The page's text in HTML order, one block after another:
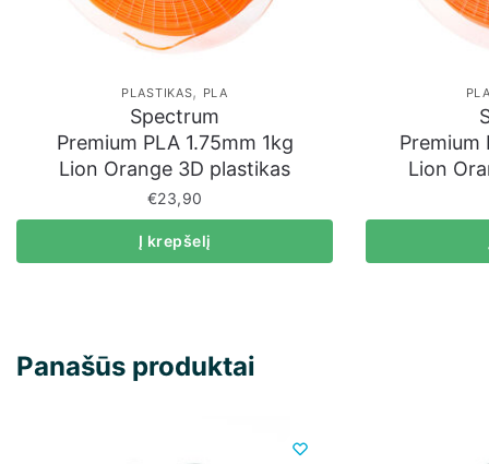
PLASTIKAS, PLA
Spectrum
Premium PLA 1.75mm 1kg
Lion Orange 3D plastikas
€23,90
Į krepšelį
Premium
Lion
Panašūs produktai